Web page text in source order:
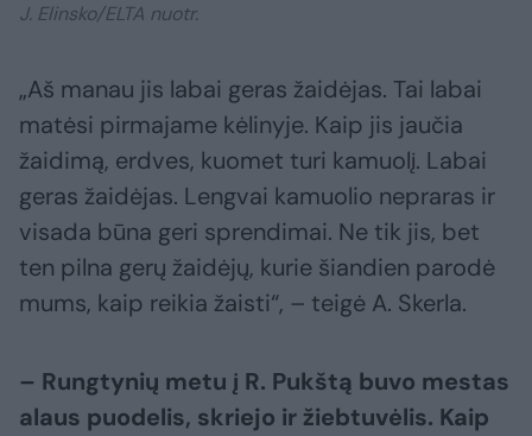
J. Elinsko/ELTA nuotr.
„Aš manau jis labai geras žaidėjas. Tai labai
matėsi pirmajame kėlinyje. Kaip jis jaučia
žaidimą, erdves, kuomet turi kamuolį. Labai
geras žaidėjas. Lengvai kamuolio nepraras ir
visada būna geri sprendimai. Ne tik jis, bet
ten pilna gerų žaidėjų, kurie šiandien parodė
mums, kaip reikia žaisti“, – teigė A. Skerla.
– Rungtynių metu į R. Pukštą buvo mestas
alaus puodelis, skriejo ir žiebtuvėlis. Kaip